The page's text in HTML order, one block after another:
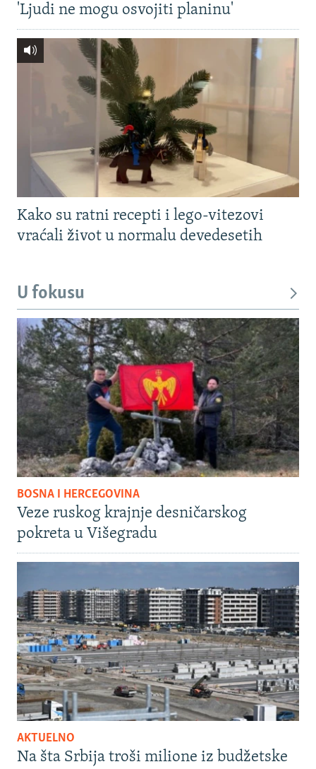
'Ljudi ne mogu osvojiti planinu'
Kako su ratni recepti i lego-vitezovi
vraćali život u normalu devedesetih
U fokusu
BOSNA I HERCEGOVINA
Veze ruskog krajnje desničarskog
pokreta u Višegradu
AKTUELNO
Na šta Srbija troši milione iz budžetske